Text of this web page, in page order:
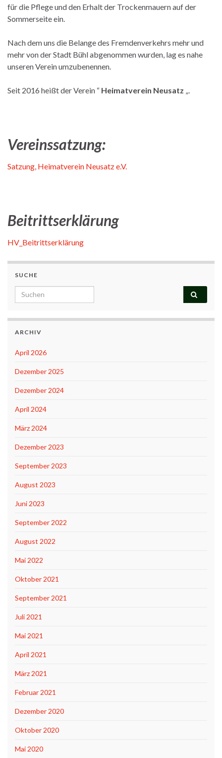
für die Pflege und den Erhalt der Trockenmauern auf der
Sommerseite ein.
Nach dem uns die Belange des Fremdenverkehrs mehr und
mehr von der Stadt Bühl abgenommen wurden, lag es nahe
unseren Verein umzubenennen.
Seit 2016 heißt der Verein “ Heimatverein Neusatz
Vereinssatzung:
Satzung, Heimatverein Neusatz e.V.
Beitrittserklärung
HV_Beitrittserklärung
SUCHE
Search for:
ARCHIV
April 2026
Dezember 2025
Dezember 2024
April 2024
März 2024
Dezember 2023
September 2023
August 2023
Juni 2023
September 2022
August 2022
Mai 2022
Oktober 2021
September 2021
Juli 2021
Mai 2021
April 2021
März 2021
Februar 2021
Dezember 2020
Oktober 2020
Mai 2020